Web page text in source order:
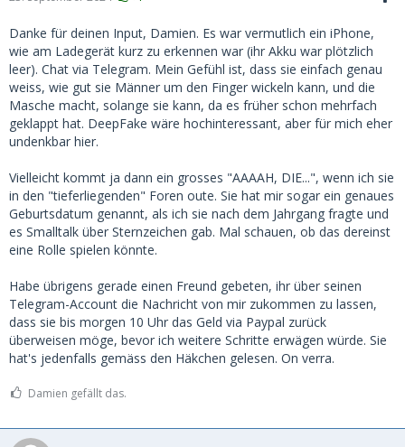
Danke für deinen Input, Damien. Es war vermutlich ein iPhone,
wie am Ladegerät kurz zu erkennen war (ihr Akku war plötzlich
leer). Chat via Telegram. Mein Gefühl ist, dass sie einfach genau
weiss, wie gut sie Männer um den Finger wickeln kann, und die
Masche macht, solange sie kann, da es früher schon mehrfach
geklappt hat. DeepFake wäre hochinteressant, aber für mich eher
undenkbar hier.
Vielleicht kommt ja dann ein grosses "AAAAH, DIE...", wenn ich sie
in den "tieferliegenden" Foren oute. Sie hat mir sogar ein genaues
Geburtsdatum genannt, als ich sie nach dem Jahrgang fragte und
es Smalltalk über Sternzeichen gab. Mal schauen, ob das dereinst
eine Rolle spielen könnte.
Habe übrigens gerade einen Freund gebeten, ihr über seinen
Telegram-Account die Nachricht von mir zukommen zu lassen,
dass sie bis morgen 10 Uhr das Geld via Paypal zurück
überweisen möge, bevor ich weitere Schritte erwägen würde. Sie
hat's jedenfalls gemäss den Häkchen gelesen. On verra.
Damien gefällt das.